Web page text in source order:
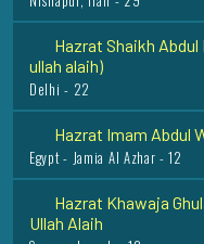
ullah alaih)
Delhi - 22
Egypt - Jamia Al Azhar - 12
Ullah Alaih
Sewag - Layyah - 13